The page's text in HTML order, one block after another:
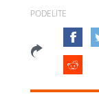
PODELITE